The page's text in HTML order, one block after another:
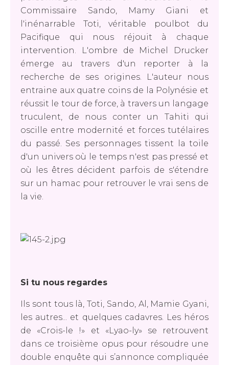
Commissaire Sando, Mamy Giani et
l'inénarrable Toti, véritable poulbot du
Pacifique qui nous réjouit à chaque
intervention. L'ombre de Michel Drucker
émerge au travers d'un reporter à la
recherche de ses origines. L'auteur nous
entraine aux quatre coins de la Polynésie et
réussit le tour de force, à travers un langage
truculent, de nous conter un Tahiti qui
oscille entre modernité et forces tutélaires
du passé. Ses personnages tissent la toile
d'un univers où le temps n'est pas pressé et
où les êtres décident parfois de s'étendre
sur un hamac pour retrouver le vrai sens de
la vie.
Si tu nous regardes
Ils sont tous là, Toti, Sando, Al, Mamie Gyani,
les autres... et quelques cadavres. Les héros
de «Crois-le !» et «Lyao-ly» se retrouvent
dans ce troisième opus pour résoudre une
double enquête qui s’annonce compliquée